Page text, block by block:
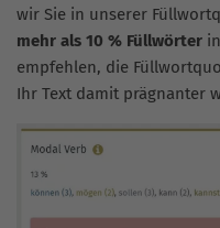
wir Sie in unserer
mehr als 10 % Füllwörter
empfehlen, die
Ihr Text damit prägnanter